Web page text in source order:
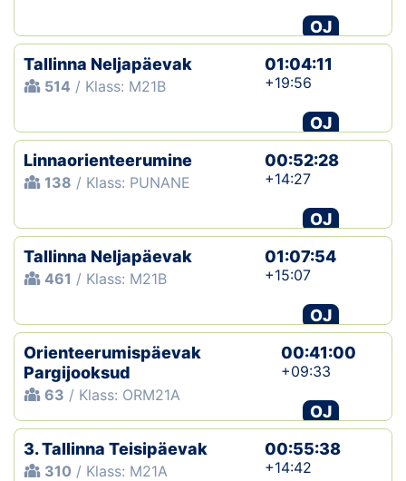
OJ
Tallinna Neljapäevak
514 / Klass: M21B
01:04:11
+19:56
OJ
Linnaorienteerumine
138 / Klass: PUNANE
00:52:28
+14:27
OJ
Tallinna Neljapäevak
461 / Klass: M21B
01:07:54
+15:07
OJ
Orienteerumispäevak
Pargijooksud
63 / Klass: ORM21A
00:41:00
+09:33
OJ
3. Tallinna Teisipäevak
310 / Klass: M21A
00:55:38
+14:42